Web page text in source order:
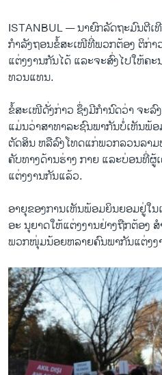
ລາຍການກະຈາຍສຽງ
ລາຍງານ
ຕິດຕາມພວກເຮົາ ທີ່
ພາສາຕ່າງໆ
ISTANBUL —ນາຍົກລັດຖະມົນຕີ​ເ
ກຳລັງ​ຖອນ​ຂໍ້ສະ​ເໜີທີ່​ພວກ​ຕ້ອງ ຕິ​ກ່າ
ແຕ່ງງານ​ກັນໄດ້ ແລະ​ຈະ​ສົ່ງ​ໄປໃຫ້​ຄ
ທວນ​ແທນ.
ຂໍ້​ສະ​ເໜີດັ່ງກ່າວ ຊຶ່ງມີ​ກຳນົດວ່າ​ ຈະ​ລົ
ແມ່ນ​ວ່າ​ສາທາ​ລະ​ຊົນ​ພາກັນ​ບໍ່​ເຫັນ​ພ້
ຕັດສິນ ຫລືລົງ​ໂທດ​ແກ່​ພວກ​ລວນ​ລາ
ຄັບ​ທາງດ້ານ​ຮ່າງ ກາຍ ​ແລະ​ບ່ອນ​ທີ່​ຜູ້​
ແຕ່ງງານ​ກັນ​ແລ້ວ.
ອາຍຸ​ຂອງ​ການ​ເຫັນ​ພ້ອມຍິນ​ຍອມຢູ່​ໃນ​
ອະ ນຸຍາດ​ໃຫ້​ແຕ່ງງານ​ຢ່າງຖືກຕ້ອງ​
ພວກ​ໜຸ່ມ​ນ້ອຍ​ຫລາຍ​ຄົນ​ພາກັນ​ແຕ່ງງ